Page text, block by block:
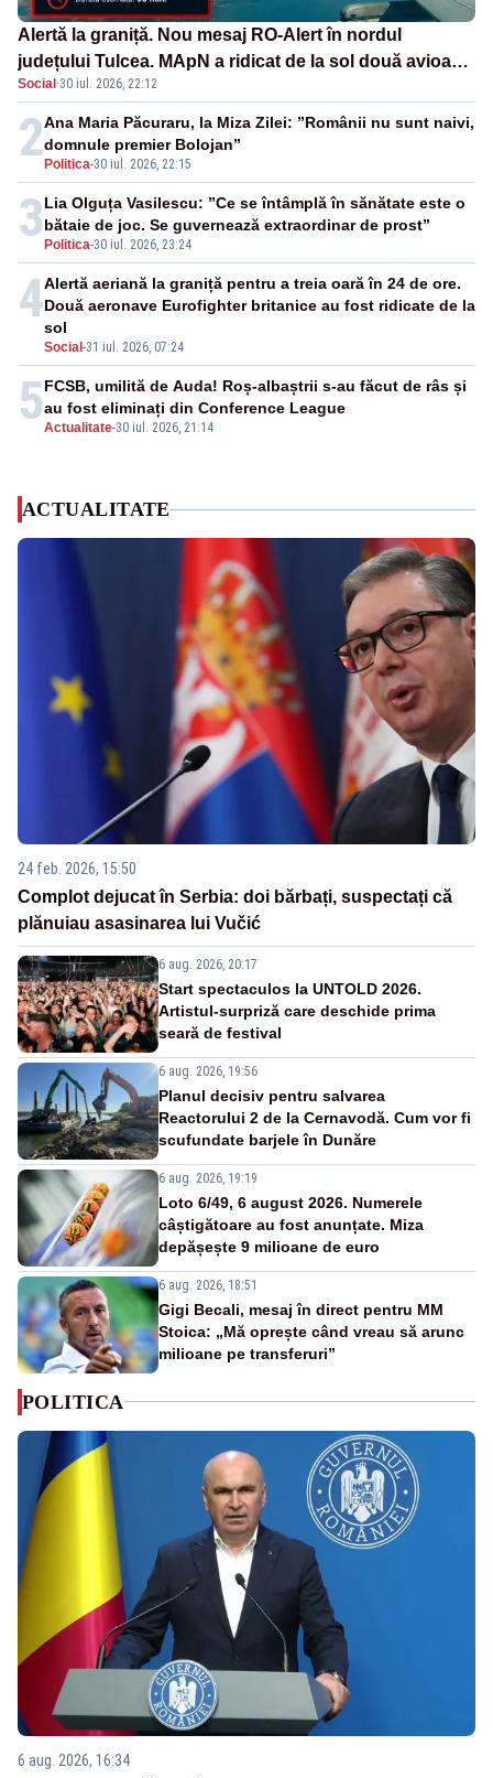
Alertă la graniță. Nou mesaj RO-Alert în nordul
județului Tulcea. MApN a ridicat de la sol două avioane
F-16
Social ·30 iul. 2026, 22:12
2 Politica-30 iul. 2026, 22:15
Ana Maria Păcuraru, la Miza Zilei: ”Românii nu sunt naivi,
domnule premier Bolojan”
3 Politica-30 iul. 2026, 23:24
Lia Olguța Vasilescu: ”Ce se întâmplă în sănătate este o
bătaie de joc. Se guvernează extraordinar de prost”
4
Social -31 iul. 2026, 07:24
Alertă aeriană la graniță pentru a treia oară în 24 de ore.
Două aeronave Eurofighter britanice au fost ridicate de la
sol
5Actualitate-30 iul. 2026, 21:14
FCSB, umilită de Auda! Roș-albaștrii s-au făcut de râs și
au fost eliminați din Conference League
ACTUALITATE
24 feb. 2026, 15:50
Complot dejucat în Serbia: doi bărbați, suspectați că
plănuiau asasinarea lui Vučić
6 aug. 2026, 20:17
Start spectaculos la UNTOLD 2026.
Artistul-surpriză care deschide prima
seară de festival
6 aug. 2026, 19:56
Planul decisiv pentru salvarea
Reactorului 2 de la Cernavodă. Cum vor fi
scufundate barjele în Dunăre
6 aug. 2026, 19:19
Loto 6/49, 6 august 2026. Numerele
câștigătoare au fost anunțate. Miza
depășește 9 milioane de euro
6 aug. 2026, 18:51
Gigi Becali, mesaj în direct pentru MM
Stoica: „Mă oprește când vreau să arunc
milioane pe transferuri”
POLITICA
6 aug. 2026, 16:34